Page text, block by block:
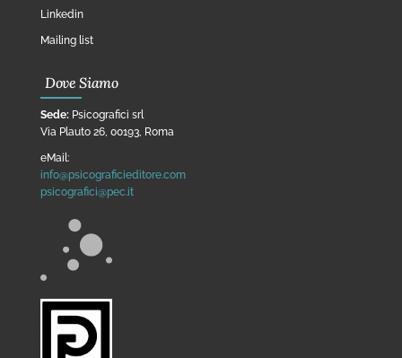
Linkedin
Mailing list
Dove Siamo
Sede: Psicografici srl
Via Plauto 26, 00193, Roma
eMail:
info@psicograficieditore.com
psicografici@pec.it